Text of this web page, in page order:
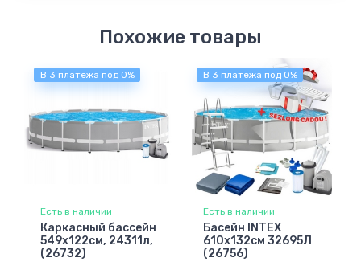
Похожие товары
В 3 платежа под 0%
Есть в наличии
Каркасный бассейн
549х122см, 24311л,
(26732)
В 3 платежа под 0%
Есть в наличии
Басейн INTEX
610х132см 32695Л
(26756)